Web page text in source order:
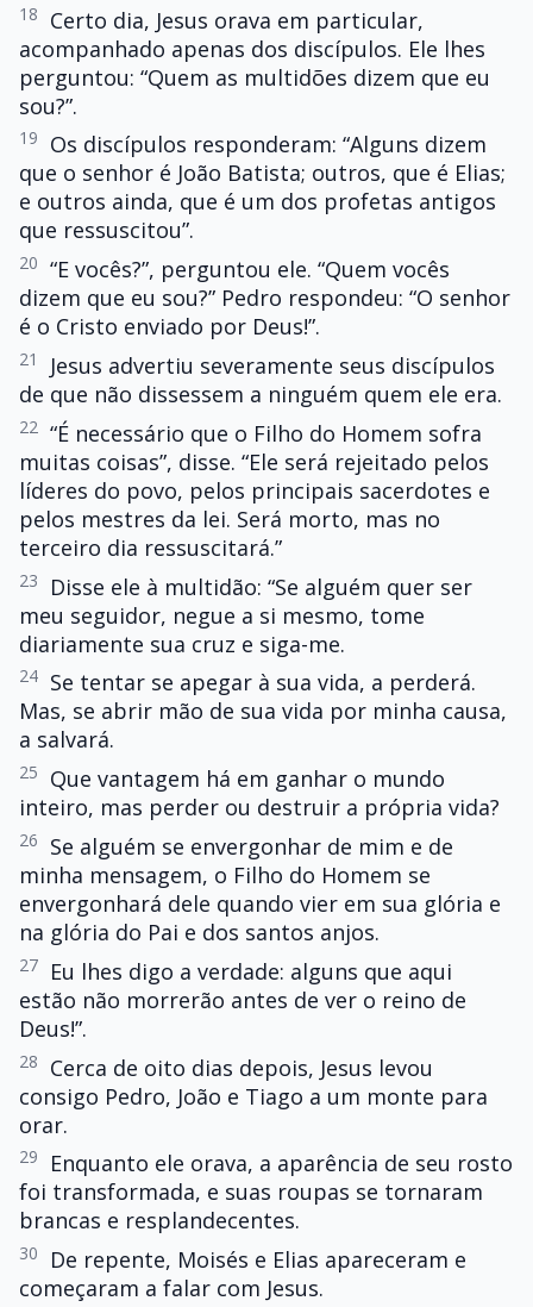
18
Certo dia, Jesus orava em particular,
acompanhado apenas dos discípulos. Ele lhes
perguntou: “Quem as multidões dizem que eu
sou?”.
19
Os discípulos responderam: “Alguns dizem
que o senhor é João Batista; outros, que é Elias;
e outros ainda, que é um dos profetas antigos
que ressuscitou”.
20 “E vocês?”, perguntou ele. “Quem vocês
dizem que eu sou?” Pedro respondeu: “O senhor
é o Cristo enviado por Deus!”.
21
Jesus advertiu severamente seus discípulos
de que não dissessem a ninguém quem ele era.
22 “É necessário que o Filho do Homem sofra
muitas coisas”, disse. “Ele será rejeitado pelos
líderes do povo, pelos principais sacerdotes e
pelos mestres da lei. Será morto, mas no
terceiro dia ressuscitará.”
23
Disse ele à multidão: “Se alguém quer ser
meu seguidor, negue a si mesmo, tome
diariamente sua cruz e siga-me.
24 Se tentar se apegar à sua vida, a perderá.
Mas, se abrir mão de sua vida por minha causa,
a salvará.
25
Que vantagem há em ganhar o mundo
inteiro, mas perder ou destruir a própria vida?
26
Se alguém se envergonhar de mim e de
minha mensagem, o Filho do Homem se
envergonhará dele quando vier em sua glória e
na glória do Pai e dos santos anjos.
27
Eu lhes digo a verdade: alguns que aqui
estão não morrerão antes de ver o reino de
Deus!”.
28
Cerca de oito dias depois, Jesus levou
consigo Pedro, João e Tiago a um monte para
orar.
29
Enquanto ele orava, a aparência de seu rosto
foi transformada, e suas roupas se tornaram
brancas e resplandecentes.
30
De repente, Moisés e Elias apareceram e
começaram a falar com Jesus.